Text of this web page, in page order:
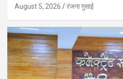
August 5, 2026 रंजना गुसाई